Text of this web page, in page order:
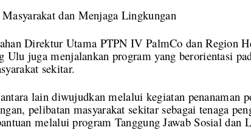
dan Menjaga Lingkungan
Direktur Utama PTPN IV PalmCo dan Region
Ulu juga menjalankan program yang berorientasi
sekitar.
lain diwujudkan melalui kegiatan penanaman
pelibatan masyarakat sekitar sebagai tenaga
melalui program Tanggung Jawab Sosial dan